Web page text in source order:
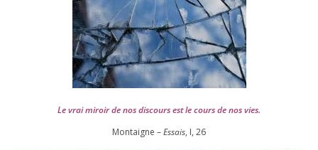
Le vrai miroir de nos dis­cours est le cours de nos vies.
Montaigne –Essais, I, 26